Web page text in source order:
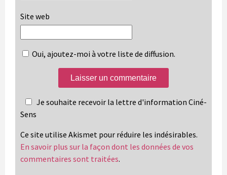
Site web
Oui, ajoutez-moi à votre liste de diffusion.
Je souhaite recevoir la lettre d'information Ciné-
Sens
Ce site utilise Akismet pour réduire les indésirables.
En savoir plus sur la façon dont les données de vos
commentaires sont traitées.